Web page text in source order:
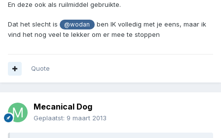
En deze ook als ruilmiddel gebruikte.
Dat het slecht is @wodan
ben IK volledig met je eens, maar ik
vind het nog veel te lekker om er mee te stoppen
Quote
Mecanical Dog
Geplaatst: 9 maart 2013